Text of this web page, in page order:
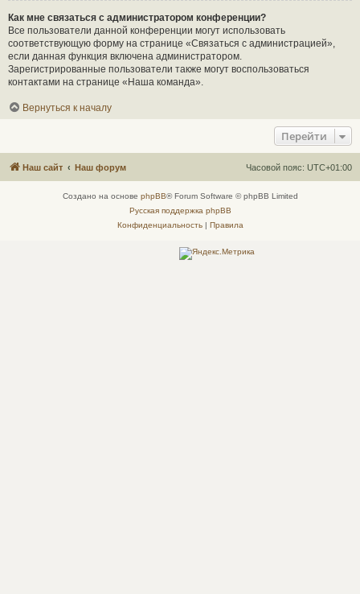
Как мне связаться с администратором конференции?
Все пользователи данной конференции могут использовать
соответствующую форму на странице «Связаться с администрацией»,
если данная функция включена администратором.
Зарегистрированные пользователи также могут воспользоваться
контактами на странице «Наша команда».
Вернуться к началу
Перейти
Наш сайт Наш форум Часовой пояс: UTC+01:00
Создано на основе phpBB® Forum Software © phpBB Limited
Русская поддержка phpBB
Конфиденциальность| Правила